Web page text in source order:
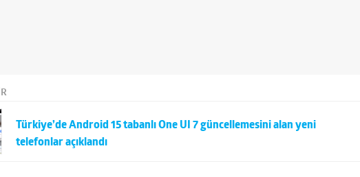
Türkiye’de Android 15 tabanlı One UI 7 güncellemesini alan yeni
telefonlar açıklandı